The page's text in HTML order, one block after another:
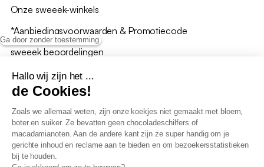
Ga door zonder toestemming
Hallo wij zijn het ...
de Cookies!
Zoals we allemaal weten, zijn onze koekjes niet gemaakt met bloem,
boter en suiker. Ze bevatten geen chocoladeschilfers of
macadamianoten. Aan de andere kant zijn ze super handig om je
gerichte inhoud en reclame aan te bieden en om bezoekersstatistieken
bij te houden.
Onze sweeek-winkels
*Aanbiedingsvoorwaarden & Promotiecode
sweeek beoordelingen
Algemene verkoopsvoorwaarden
AV loyaliteitsprogramma
Beleid persoonsgegevens